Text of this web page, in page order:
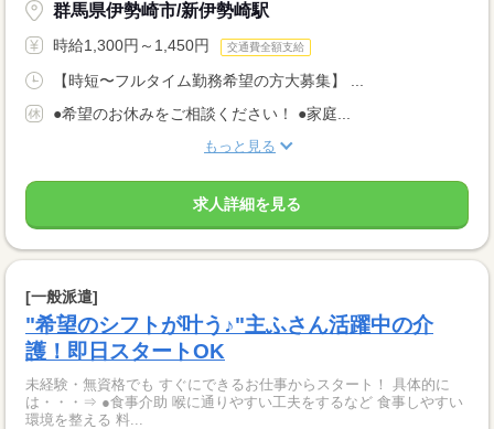
群馬県伊勢崎市/新伊勢崎駅
時給1,300円～1,450円 交通費全額支給
【時短〜フルタイム勤務希望の方大募集】 ...
●希望のお休みをご相談ください！ ●家庭...
もっと見る
求人詳細を見る
[一般派遣]
"希望のシフトが叶う♪"主ふさん活躍中の介
護！即日スタートOK
未経験・無資格でも すぐにできるお仕事からスタート！ 具体的に
は・・・⇒ ●食事介助 喉に通りやすい工夫をするなど 食事しやすい
環境を整える 料...